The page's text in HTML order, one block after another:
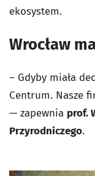
ekosystem.
Wrocław
– Gdyby miała
Centrum. Nasze
— zapewnia prof.
Przyrodniczego.